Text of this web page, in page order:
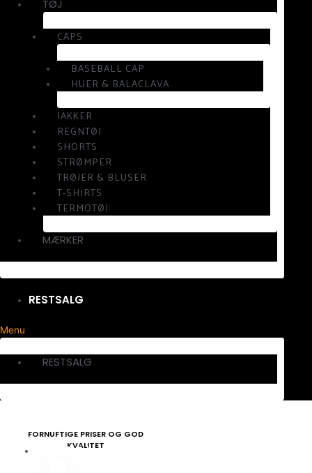
TØJ
CAPS
BASEBALL CAP
HUER & BALACLAVA
JAKKER
REGNTØJ
SHORTS
STRØMPER
TRØJER & BLUSER
T-SHIRTS
TERMOTØJ
MÆRKER
RESTSALG
Menu
RESTSALG
FORNUFTIGE PRISER OG GOD
KVALITET
VAGTTØJ